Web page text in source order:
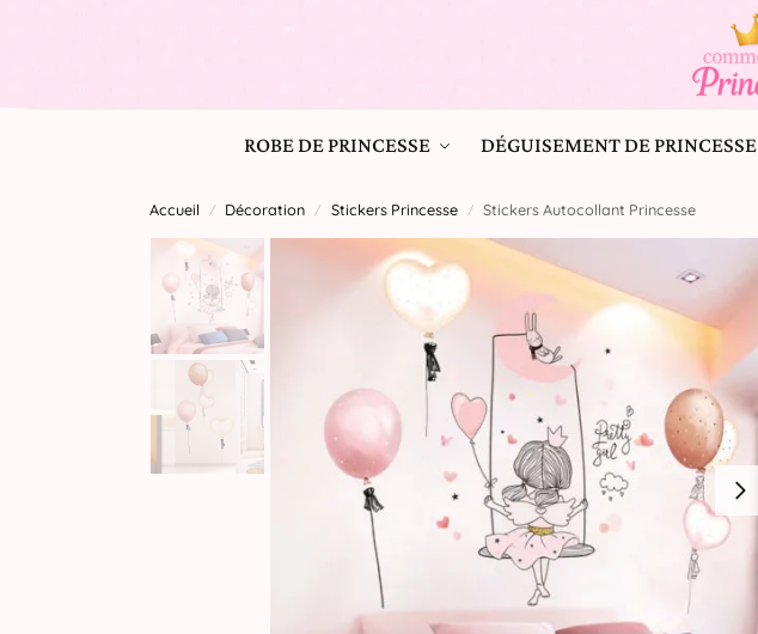
ROBE DE PRINCESSE DÉGUISEMENT DE PRINCESSE
Accueil / Décoration / Stickers Princesse / Stickers Autocollant Princesse